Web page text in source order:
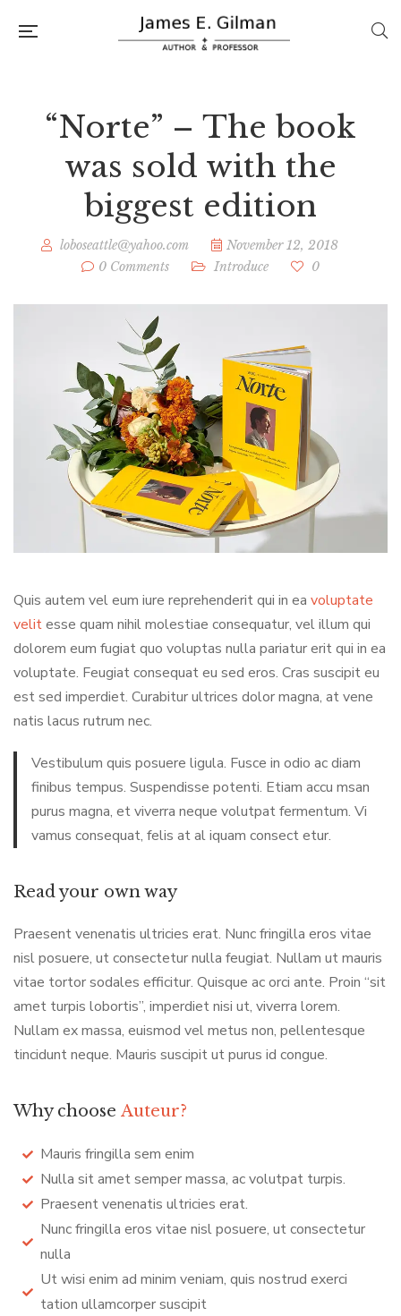
“Norte” – The book
was sold with the
biggest edition
loboseattle@yahoo.com
November 12, 2018
0 Comments
Introduce 0
Quis autem vel eum iure reprehenderit qui in ea voluptate
velitesse quam nihil molestiae consequatur, vel illum qui
dolorem eum fugiat quo voluptas nulla pariatur erit qui in ea
voluptate. Feugiat consequat eu sed eros. Cras suscipit eu
est sed imperdiet. Curabitur ultrices dolor magna, at vene
natis lacus rutrum nec.
Vestibulum quis posuere ligula. Fusce in odio ac diam
finibus tempus. Suspendisse potenti. Etiam accu msan
purus magna, et viverra neque volutpat fermentum. Vi
vamus consequat, felis at al iquam consect etur.
Read your own way
Praesent venenatis ultricies erat. Nunc fringilla eros vitae
nisl posuere, ut consectetur nulla feugiat. Nullam ut mauris
vitae tortor sodales efficitur. Quisque ac orci ante. Proin “sit
amet turpis lobortis”, imperdiet nisi ut, viverra lorem.
Nullam ex massa, euismod vel metus non, pellentesque
tincidunt neque. Mauris suscipit ut purus id congue.
Why choose Auteur?
Mauris fringilla sem enim
Nulla sit amet semper massa, ac volutpat turpis.
Praesent venenatis ultricies erat.
Nunc fringilla eros vitae nisl posuere, ut consectetur
nulla
Ut wisi enim ad minim veniam, quis nostrud exerci
tation ullamcorper suscipit